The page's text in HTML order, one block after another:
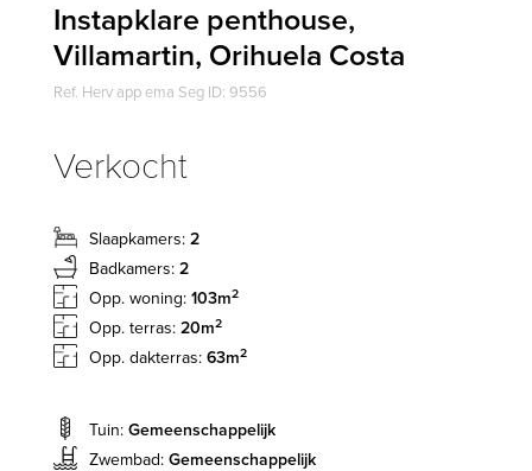
Instapklare penthouse,
Villamartin, Orihuela Costa
Ref. Herv app ema Seg ID: 9556
Verkocht
Slaapkamers: 2
Badkamers: 2
Opp. woning: 103m2
Opp. terras: 20m2
Opp. dakterras: 63m2
Tuin: Gemeenschappelijk
Zwembad: Gemeenschappelijk